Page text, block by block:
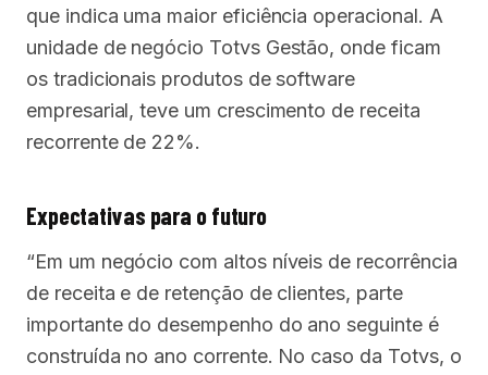
que indica uma maior eficiência operacional. A
unidade de negócio Totvs Gestão, onde ficam
os tradicionais produtos de software
empresarial, teve um crescimento de receita
recorrente de 22%.
Expectativas para o futuro
“Em um negócio com altos níveis de recorrência
de receita e de retenção de clientes, parte
importante do desempenho do ano seguinte é
construída no ano corrente. No caso da Totvs, o